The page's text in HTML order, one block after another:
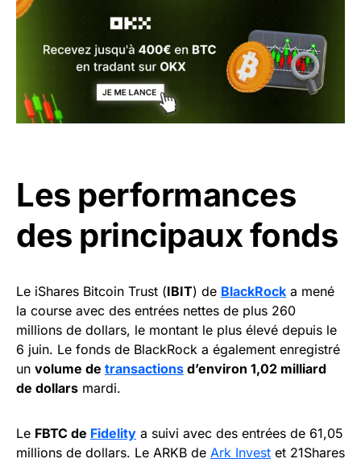
Les performances
des principaux fonds
Le iShares Bitcoin Trust (IBIT) de BlackRock a mené
la course avec des entrées nettes de plus 260
millions de dollars, le montant le plus élevé depuis le
6 juin. Le fonds de BlackRock a également enregistré
un volume de transactions d’environ 1,02 milliard
de dollars mardi.
Le FBTC de Fidelity a suivi avec des entrées de 61,05
millions de dollars. Le ARKB de Ark Invest et 21Shares